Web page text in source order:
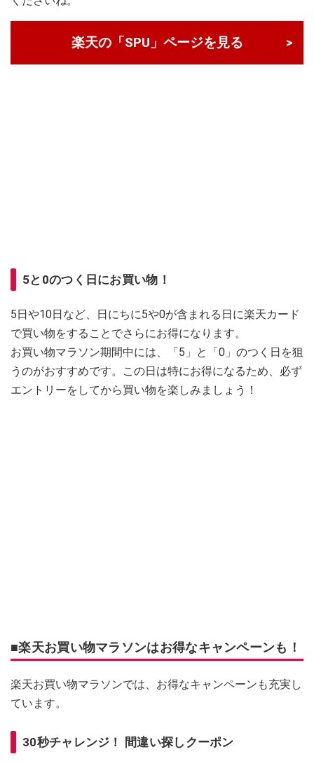
楽天の「SPU」ページを見る
5と0のつく日にお買い物！
5日や10日など、日にちに5や0が含まれる日に楽天カード
で買い物をすることでさらにお得になります。
お買い物マラソン期間中には、「5」と「0」のつく日を狙
うのがおすすめです。この日は特にお得になるため、必ず
エントリーをしてから買い物を楽しみましょう！
■楽天お買い物マラソンはお得なキャンペーンも！
楽天お買い物マラソンでは、お得なキャンペーンも充実し
ています。
30秒チャレンジ！ 間違い探しクーポン